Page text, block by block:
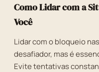
Como Lidar com a
Você
Lidar com o bloqueio
desafiador, mas é
Evite tentativas